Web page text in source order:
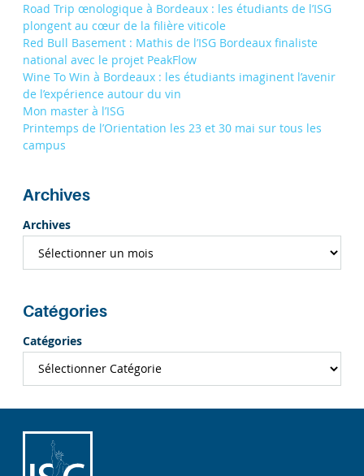
Road Trip œnologique à Bordeaux : les étudiants de l’ISG
plongent au cœur de la filière viticole
Red Bull Basement : Mathis de l’ISG Bordeaux finaliste
national avec le projet PeakFlow
Wine To Win à Bordeaux : les étudiants imaginent l’avenir
de l’expérience autour du vin
Mon master à l’ISG
Printemps de l’Orientation les 23 et 30 mai sur tous les
campus
Archives
Archives
Catégories
Catégories